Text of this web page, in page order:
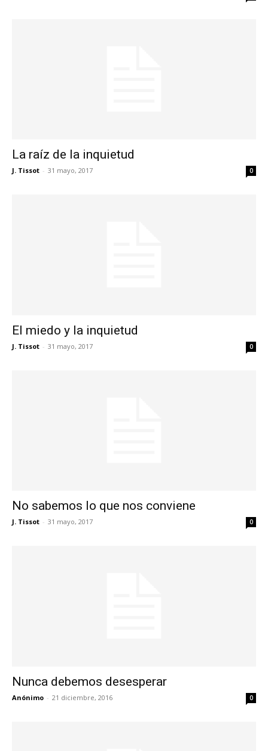
La raíz de la inquietud
J. Tissot - 31 mayo, 2017 0
El miedo y la inquietud
J. Tissot - 31 mayo, 2017 0
No sabemos lo que nos conviene
J. Tissot - 31 mayo, 2017 0
Nunca debemos desesperar
Anónimo - 21 diciembre, 2016 0